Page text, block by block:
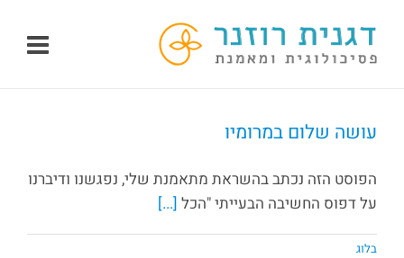
לתוכן
עושה שלום במרומיו
הפוסט הזה נכתב בהשראת מתאמנת שלי, נפגשנו ודיברנו
על דפוס החשיבה הבעייתי "הכל [...]
בלוג